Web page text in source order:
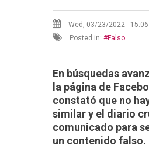
Wed, 03/23/2022 - 15:06
Posted in:
Falso
En búsquedas
la página de
constató que no
similar y el diario
comunicado para
un contenido falso.